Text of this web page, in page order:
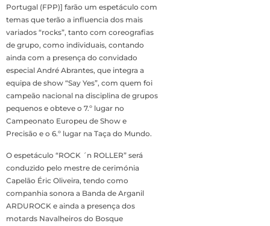
Portugal (FPP)] farão um espetáculo com
temas que terão a influencia dos mais
variados “rocks”, tanto com coreografias
de grupo, como individuais, contando
ainda com a presença do convidado
especial André Abrantes, que integra a
equipa de show “Say Yes”, com quem foi
campeão nacional na disciplina de grupos
pequenos e obteve o 7.º lugar no
Campeonato Europeu de Show e
Precisão e o 6.º lugar na Taça do Mundo.
O espetáculo “ROCK ´n ROLLER” será
conduzido pelo mestre de cerimónia
Capelão Éric Oliveira, tendo como
companhia sonora a Banda de Arganil
ARDUROCK e ainda a presença dos
motards Navalheiros do Bosque